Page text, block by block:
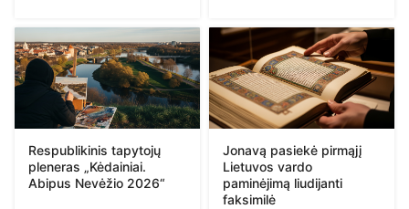
Respublikinis tapytojų
pleneras „Kėdainiai.
Abipus Nevėžio 2026“
Jonavą pasiekė pirmąjį
Lietuvos vardo
paminėjimą liudijanti
faksimilė